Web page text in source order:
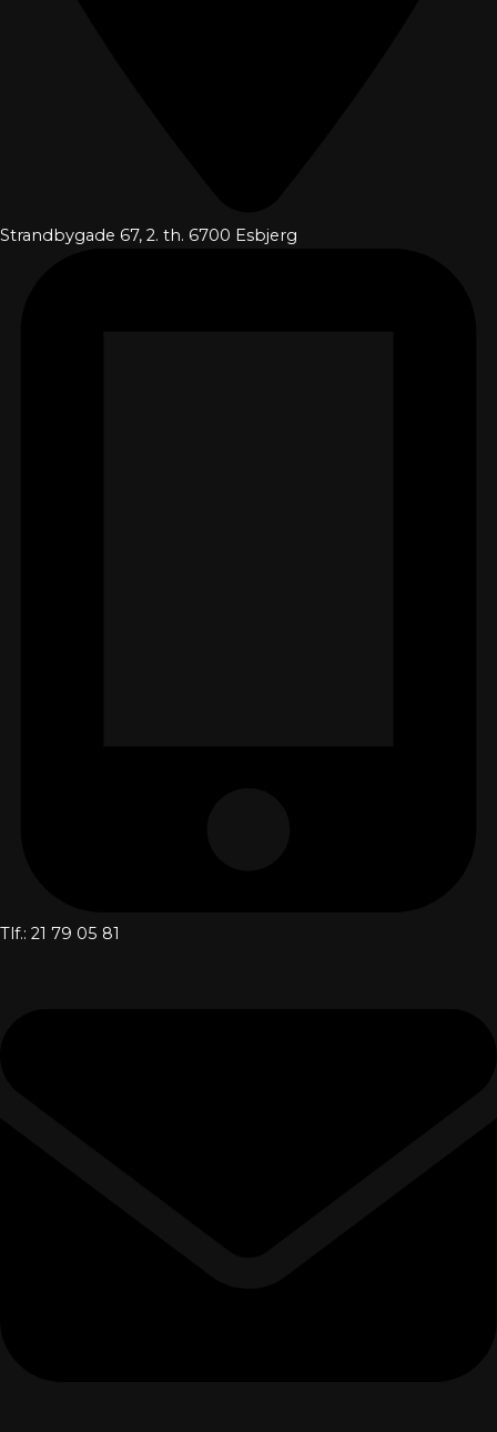
Strandbygade 67, 2. th. 6700 Esbjerg
Tlf.: 21 79 05 81